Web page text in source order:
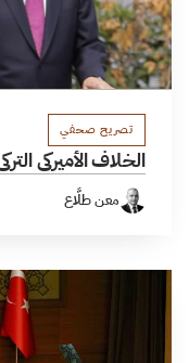
تصريح صحفي
الخلاف الأميركي
معن طلَّاع